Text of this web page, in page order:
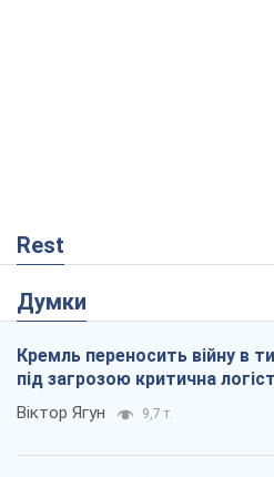
Rest
Думки
Кремль переносить війну в
під загрозою критична
Віктор Ягун 9,7 т.